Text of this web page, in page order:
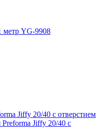
метр YG-9908